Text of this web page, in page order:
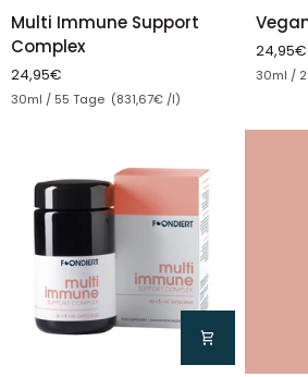
Multi
Immune
Support
Complex
Multi Immune Support
Complex
24,95€
Stückpreis
30ml / 55 Tage (831,67€ /l)
Vegan
Vitamin
D3
24,95€
30ml /